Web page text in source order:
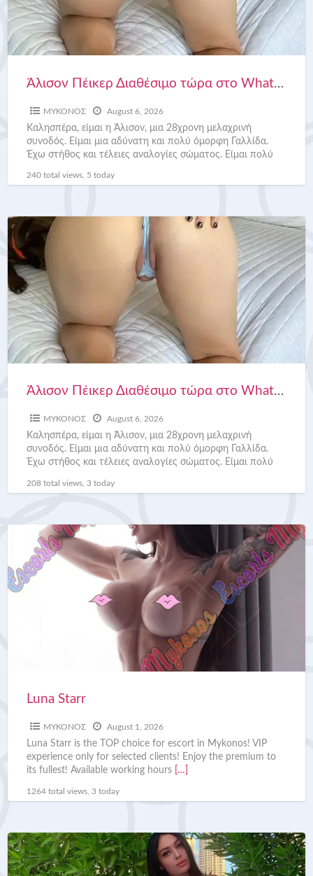
Άλισον Πέικερ Διαθέσιμο τώρα στο WhatsApp +306976829748
ΜΥΚΟΝΟΣ August 6, 2026
Καλησπέρα, είμαι η Άλισον, μια 28χρονη μελαχρινή
συνοδός. Είμαι μια αδύνατη και πολύ όμορφη Γαλλίδα.
Έχω στήθος και τέλειες αναλογίες σώματος. Είμαι πολύ
240 total views, 5 today
Άλισον Πέικερ Διαθέσιμο τώρα στο WhatsApp +306976829748
ΜΥΚΟΝΟΣ August 6, 2026
Καλησπέρα, είμαι η Άλισον, μια 28χρονη μελαχρινή
συνοδός. Είμαι μια αδύνατη και πολύ όμορφη Γαλλίδα.
Έχω στήθος και τέλειες αναλογίες σώματος. Είμαι πολύ
208 total views, 3 today
Luna Starr
ΜΥΚΟΝΟΣ August 1, 2026
Luna Starr is the TOP choice for escort in Mykonos! VIP
experience only for selected clients! Enjoy the premium to
its fullest! Available working hours
[…]
1264 total views, 3 today